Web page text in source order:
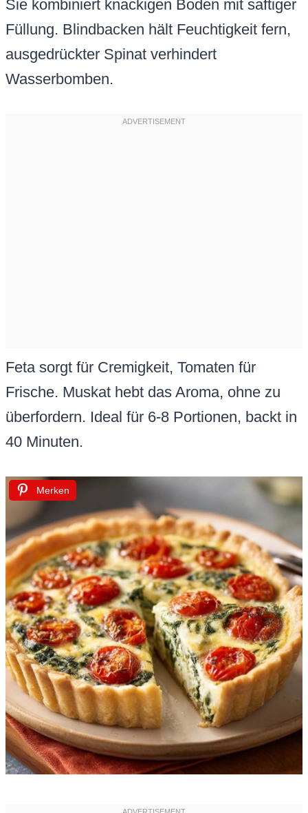
Sie kombiniert knackigen Boden mit saftiger
Füllung. Blindbacken hält Feuchtigkeit fern,
ausgedrückter Spinat verhindert
Wasserbomben.
Feta sorgt für Cremigkeit, Tomaten für
Frische. Muskat hebt das Aroma, ohne zu
überfordern. Ideal für 6-8 Portionen, backt in
40 Minuten.
Merken